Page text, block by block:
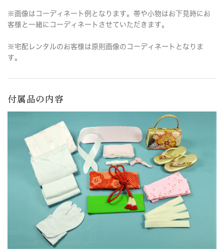
※画像はコーディネート例となります。帯や小物はお下見時にお
客様と一緒にコーディネートさせていただきます。
※宅配レンタルのお客様は原則画像のコーディネートとなりま
す。
付属品の内容